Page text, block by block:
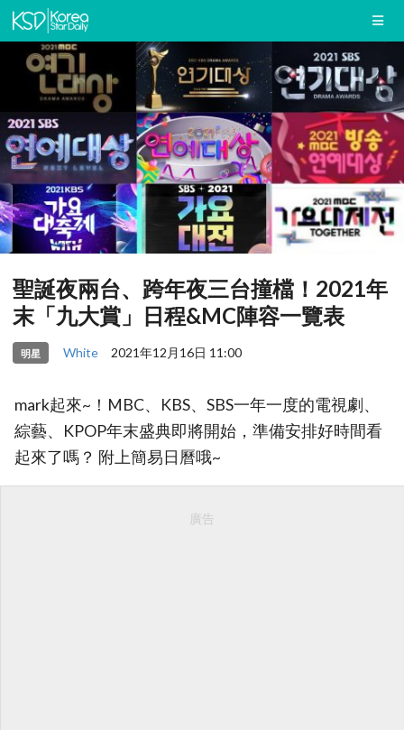
聖誕夜兩台、跨年夜三台撞檔！2021年
末「九大賞」日程&MC陣容一覽表
明星 White 2021年12月16日 11:00
mark起來~！MBC、KBS、SBS一年一度的電視劇、
綜藝、KPOP年末盛典即將開始，準備安排好時間看
起來了嗎？ 附上簡易日曆哦~
廣告